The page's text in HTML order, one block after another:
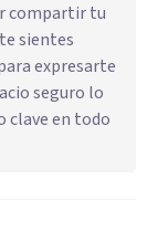
compartir tu
sientes
expresarte
seguro lo
clave en todo